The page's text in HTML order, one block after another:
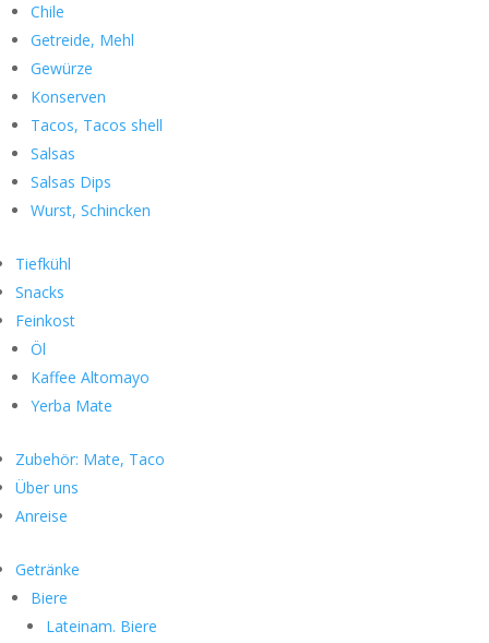
Chile
Getreide, Mehl
Gewürze
Konserven
Tacos, Tacos shell
Salsas
Salsas Dips
Wurst, Schincken
Tiefkühl
Snacks
Feinkost
Öl
Kaffee Altomayo
Yerba Mate
Zubehör: Mate, Taco
Über uns
Anreise
Getränke
Biere
Lateinam. Biere